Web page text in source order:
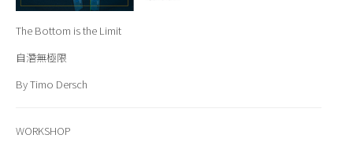
The Bottom is the Limit
自潛無極限
By Timo Dersch
WORKSHOP